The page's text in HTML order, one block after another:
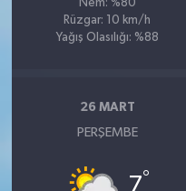
Nem: %80
Rüzgar: 10 km/h
Yağış Olasılığı: %88
26 MART
PERŞEMBE
7°